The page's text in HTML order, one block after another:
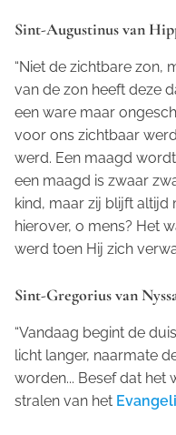
Sint-Augustinus van
“Niet de zichtbare zon,
van de zon heeft deze
een ware maar
voor ons zichtbaar
werd. Een maagd
een maagd is zwaar
kind, maar zij blijft
hierover, o mens? Het
werd toen Hij zich
Sint-Gregorius van
“Vandaag begint de
licht langer, naarmate
worden... Besef dat het
stralen van het